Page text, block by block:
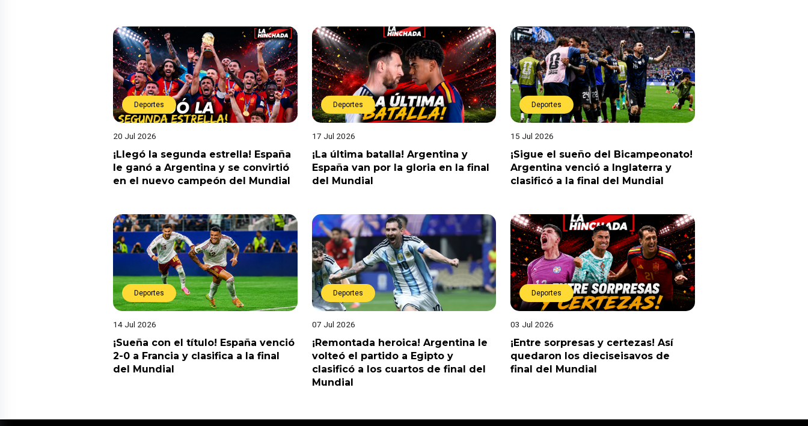
Deportes
20 Jul 2026
¡Llegó la segunda estrella! España
le ganó a Argentina y se convirtió
en el nuevo campeón del Mundial
Deportes
17 Jul 2026
¡La última batalla! Argentina y
España van por la gloria en la final
del Mundial
Deportes
15 Jul 2026
¡Sigue el sueño del Bicampeonato!
Argentina venció a Inglaterra y
clasificó a la final del Mundial
Deportes
14 Jul 2026
¡Sueña con el título! España venció
2-0 a Francia y clasifica a la final
del Mundial
Deportes
07 Jul 2026
¡Remontada heroica! Argentina le
volteó el partido a Egipto y
clasificó a los cuartos de final del
Mundial
Deportes
03 Jul 2026
¡Entre sorpresas y certezas! Así
quedaron los dieciseisavos de
final del Mundial